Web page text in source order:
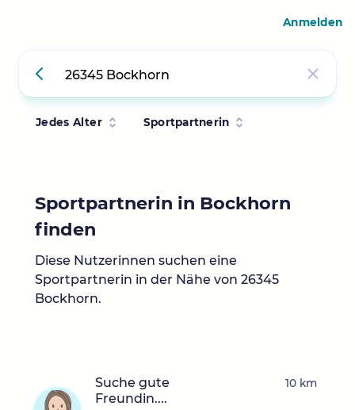
Jedes Alter Sportpartnerin
Sportpartnerin in Bockhorn
finden
Diese Nutzerinnen suchen eine
Sportpartnerin in der Nähe von 26345
Bockhorn.
Suche gute
Freundin....
10 km
Anmelden